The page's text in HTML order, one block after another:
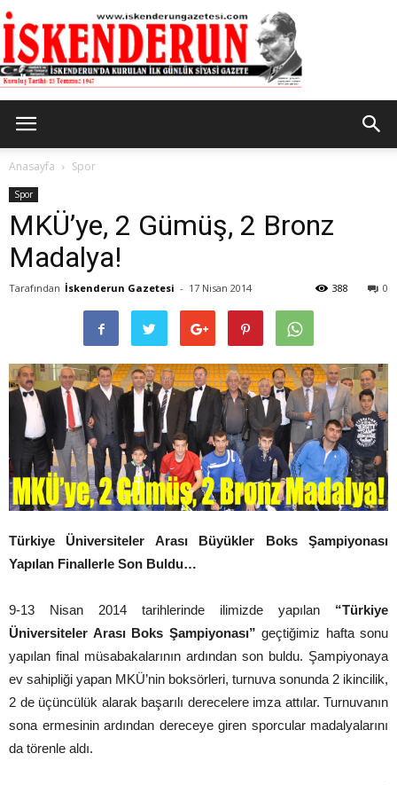
Gazetesi
Anasayfa Spor
Spor
MKÜ’ye, 2 Gümüş, 2 Bronz
Madalya!
Tarafından İskenderun Gazetesi - 17 Nisan 2014 0
388
Türkiye Üniversiteler Arası Büyükler Boks Şampiyonası
Yapılan Finallerle Son Buldu…
9-13 Nisan 2014 tarihlerinde ilimizde yapılan “Türkiye
Üniversiteler Arası Boks Şampiyonası” geçtiğimiz hafta sonu
yapılan final müsabakalarının ardından son buldu. Şampiyonaya
ev sahipliği yapan MKÜ’nin boksörleri, turnuva sonunda 2 ikincilik,
2 de üçüncülük alarak başarılı derecelere imza attılar. Turnuvanın
sona ermesinin ardından dereceye giren sporcular madalyalarını
da törenle aldı.